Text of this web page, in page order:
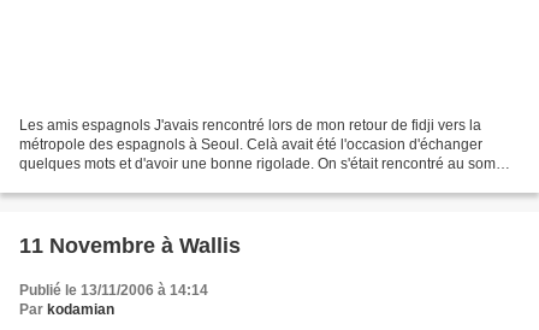
Les amis espagnols J'avais rencontré lors de mon retour de fidji vers la
métropole des espagnols à Seoul. Celà avait été l'occasion d'échanger
quelques mots et d'avoir une bonne rigolade. On s'était rencontré au sommet
11 Novembre à Wallis
Publié le 13/11/2006 à 14:14
Par kodamian